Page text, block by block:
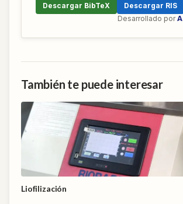
Descargar BibTeX
Descargar RIS
Desarrollado por
También te puede interesar
Liofilización